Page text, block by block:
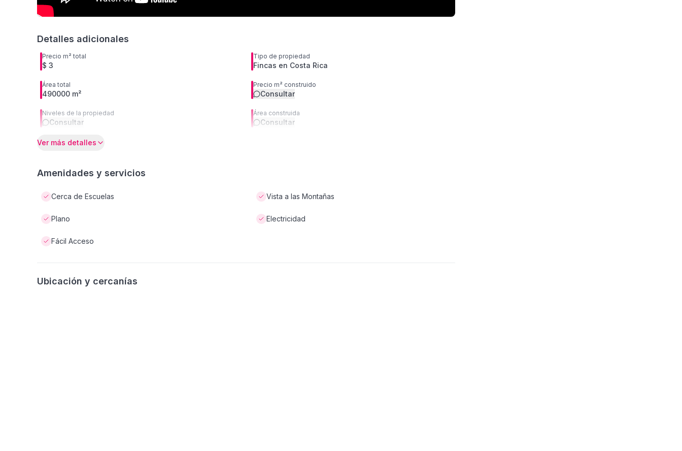
Detalles adicionales
Precio m² total
$ 3
Tipo de propiedad
Fincas en Costa Rica
Área total
490000 m²
Precio m² construido
Consultar
Niveles de la propiedad
Consultar
Área construida
Consultar
Ver más detalles
Amenidades y servicios
Cerca de Escuelas Vista a las Montañas
Plano Electricidad
Fácil Acceso
Ubicación y cercanías